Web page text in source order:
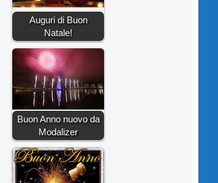
Auguri di Buon
Natale!
Buon Anno nuovo da
Modalizer